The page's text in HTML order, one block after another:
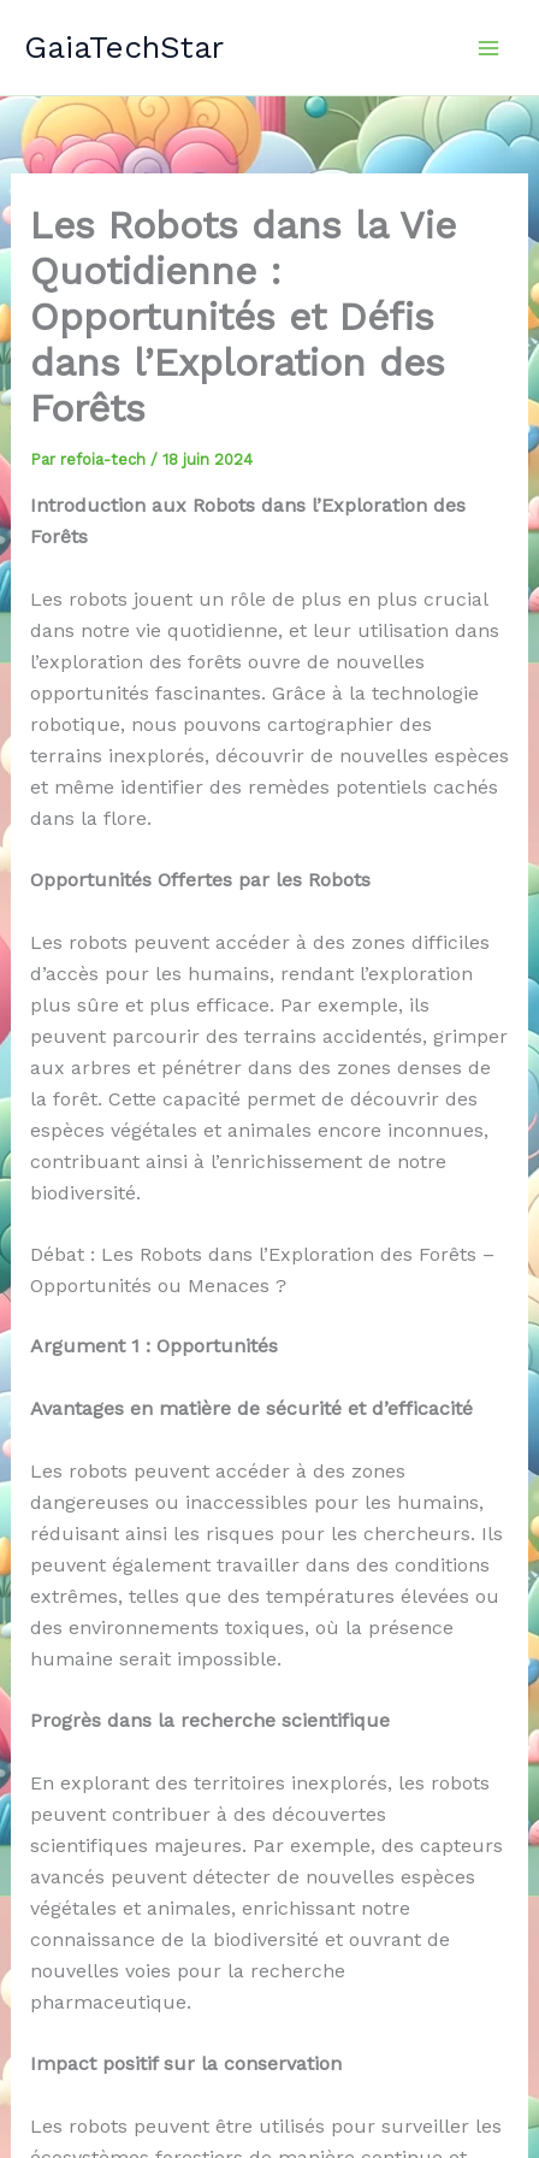
GaiaTechStar
Les Robots dans la Vie
Quotidienne :
Opportunités et Défis
dans l’Exploration des
Forêts
Par refoia-tech / 18 juin 2024
Introduction aux Robots dans l’Exploration des
Forêts
Les robots jouent un rôle de plus en plus crucial
dans notre vie quotidienne, et leur utilisation dans
l’exploration des forêts ouvre de nouvelles
opportunités fascinantes. Grâce à la technologie
robotique, nous pouvons cartographier des
terrains inexplorés, découvrir de nouvelles espèces
et même identifier des remèdes potentiels cachés
dans la flore.
Opportunités Offertes par les Robots
Les robots peuvent accéder à des zones difficiles
d’accès pour les humains, rendant l’exploration
plus sûre et plus efficace. Par exemple, ils
peuvent parcourir des terrains accidentés, grimper
aux arbres et pénétrer dans des zones denses de
la forêt. Cette capacité permet de découvrir des
espèces végétales et animales encore inconnues,
contribuant ainsi à l’enrichissement de notre
biodiversité.
Débat : Les Robots dans l’Exploration des Forêts –
Opportunités ou Menaces ?
Argument 1 : Opportunités
Avantages en matière de sécurité et d’efficacité
Les robots peuvent accéder à des zones
dangereuses ou inaccessibles pour les humains,
réduisant ainsi les risques pour les chercheurs. Ils
peuvent également travailler dans des conditions
extrêmes, telles que des températures élevées ou
des environnements toxiques, où la présence
humaine serait impossible.
Progrès dans la recherche scientifique
En explorant des territoires inexplorés, les robots
peuvent contribuer à des découvertes
scientifiques majeures. Par exemple, des capteurs
avancés peuvent détecter de nouvelles espèces
végétales et animales, enrichissant notre
connaissance de la biodiversité et ouvrant de
nouvelles voies pour la recherche
pharmaceutique.
Impact positif sur la conservation
Les robots peuvent être utilisés pour surveiller les